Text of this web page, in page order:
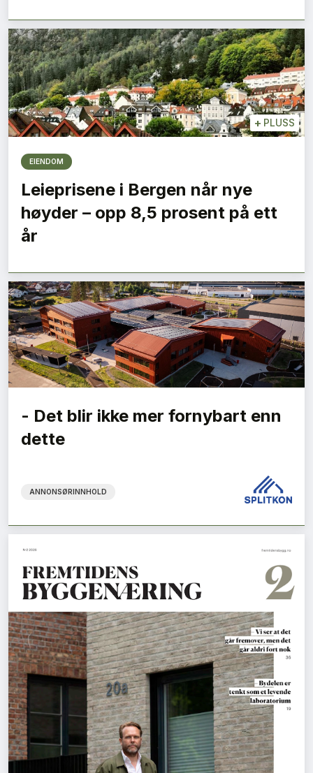
+ PLUSS
EIENDOM
Leieprisene i Bergen når nye
høyder – opp 8,5 prosent på ett
år
- Det blir ikke mer fornybart enn
dette
ANNONSØRINNHOLD